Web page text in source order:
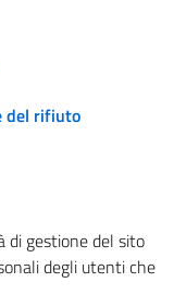
del rifiuto
di gestione del sito
degli utenti che